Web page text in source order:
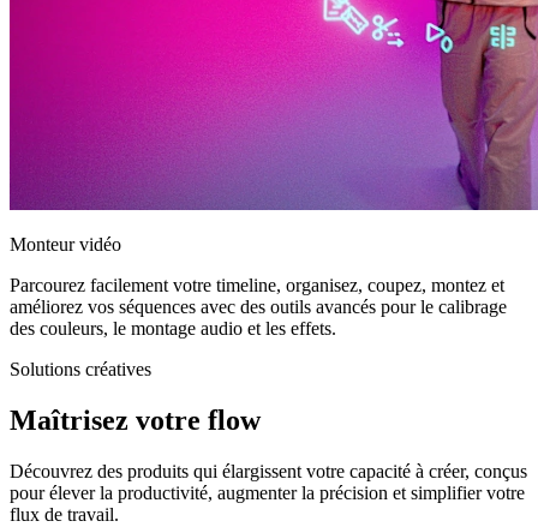
Monteur vidéo
Parcourez facilement votre timeline, organisez, coupez, montez et
améliorez vos séquences avec des outils avancés pour le calibrage
des couleurs, le montage audio et les effets.
Solutions créatives
Maîtrisez votre flow
Découvrez des produits qui élargissent votre capacité à créer, conçus
pour élever la productivité, augmenter la précision et simplifier votre
flux de travail.